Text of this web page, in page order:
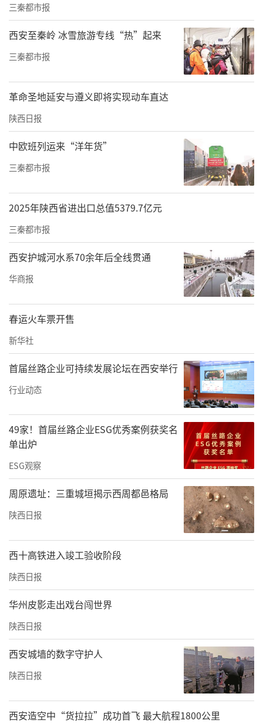
三秦都市报
西安至秦岭 冰雪旅游专线“热”起来
三秦都市报
革命圣地延安与遵义即将实现动车直达
陕西日报
中欧班列运来“洋年货”
三秦都市报
2025年陕西省进出口总值5379.7亿元
三秦都市报
西安护城河水系70余年后全线贯通
华商报
春运火车票开售
新华社
首届丝路企业可持续发展论坛在西安举行
行业动态
49家！首届丝路企业ESG优秀案例获奖名
单出炉
ESG观察
周原遗址：三重城垣揭示西周都邑格局
陕西日报
西十高铁进入竣工验收阶段
陕西日报
华州皮影走出戏台闯世界
陕西日报
西安城墙的数字守护人
陕西日报
西安造空中“货拉拉”成功首飞 最大航程1800公里